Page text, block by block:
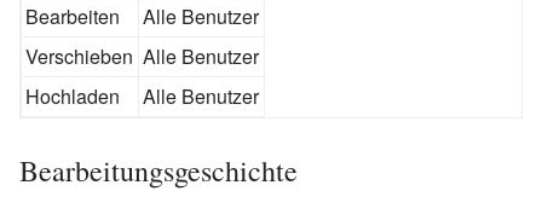
Bearbeiten
Alle Benutzer
Verschieben Alle Benutzer
Hochladen
Alle Benutzer
Bearbeitungsgeschichte